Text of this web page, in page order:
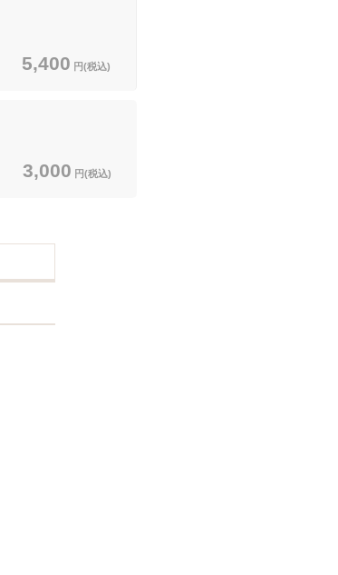
5,400 円(税込)
3,000 円(税込)